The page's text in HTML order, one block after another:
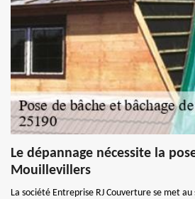
Le dépannage nécessite la
Mouillevillers
La société Entreprise RJ Couverture se met